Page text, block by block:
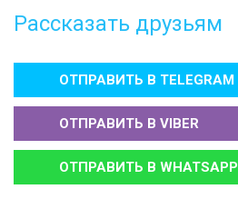
Рассказать друзьям
ОТПРАВИТЬ В TELEGRAM
ОТПРАВИТЬ В VIBER
ОТПРАВИТЬ В WHATSAPP